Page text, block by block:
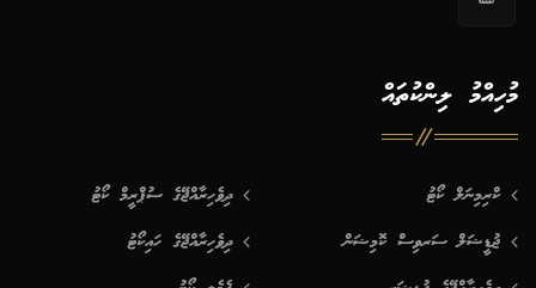
މުހިއްމު ލިންކުތައް
ދިވެހިރާއްޖޭގެ ސުޕްރީމް ކޯޓު
ދިވެހިރާއްޖޭގެ ހައިކޯޓު
ކްރިމިނަލް ކޯޓު
ޖުޑީޝަލް ސަރވިސް ކޮމިޝަން